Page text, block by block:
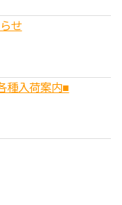
せ
種入荷案内■